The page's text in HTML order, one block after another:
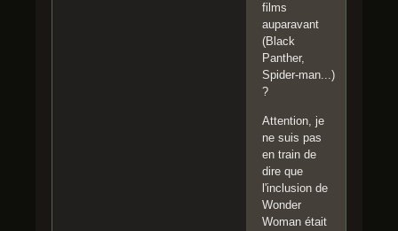
films
auparavant
(Black
Panther,
Spider-man...)
?
Attention, je
ne suis pas
en train de
dire que
l'inclusion de
Wonder
Woman était